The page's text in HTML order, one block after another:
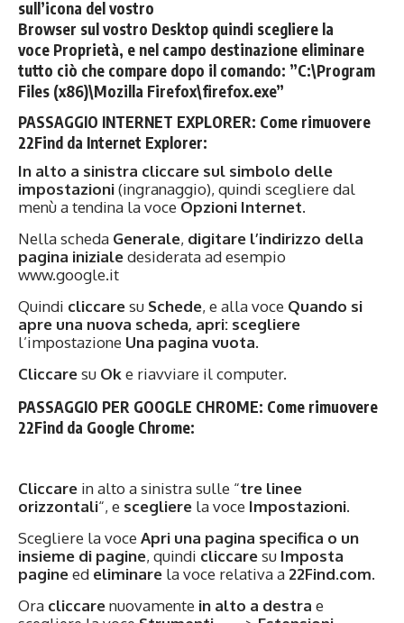
sull’icona del vostro
Browser sulvostro Desktop quindi scegliere la
voce Proprietà, e nel campo destinazione eliminare
tutto ciò che compare dopo il comando: ”C:\Program
Files (x86)\Mozilla Firefox\firefox.exe”
PASSAGGIO INTERNET EXPLORER: Come rimuovere
22Find da Internet Explorer:
In alto a sinistra cliccare sul simbolo delle
impostazioni(ingranaggio), quindi scegliere dal
menù a tendina la voce Opzioni Internet.
Nella scheda Generale, digitare l’indirizzo della
pagina inizialedesiderata ad esempio
www.google.it
Quindi cliccaresu Schede, e alla voce Quando si
apre una nuova scheda, apri: scegliere
l’impostazione Una pagina vuota.
Cliccaresu Oke riavviare il computer.
PASSAGGIO PER GOOGLE CHROME: Come rimuovere
22Find da Google Chrome:
Cliccare in alto a sinistra sulle “tre linee
orizzontali“, e scegliere la voce Impostazioni.
Scegliere la voce Apri una pagina specifica o un
insieme di pagine, quindi cliccaresu Imposta
pagineed eliminare la voce relativa a 22Find.com.
Ora cliccarenuovamente in alto a destra e